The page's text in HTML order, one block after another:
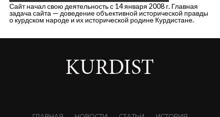
Сайт начал свою деятельность с 14 января 2008 г. Главная
задача сайта — доведение объективной исторической правды
о курдском народе и их исторической родине Курдистане.